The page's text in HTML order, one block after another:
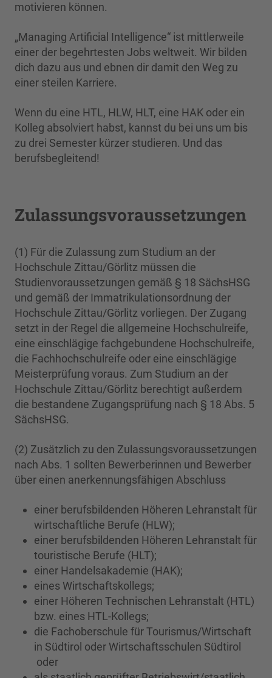
motivieren können.
„Managing Artificial Intelligence“ ist mittlerweile
einer der begehrtesten Jobs weltweit. Wir bilden
dich dazu aus und ebnen dir damit den Weg zu
einer steilen Karriere.
Wenn du eine HTL, HLW, HLT, eine HAK oder ein
Kolleg absolviert habst, kannst du bei uns um bis
zu drei Semester kürzer studieren. Und das
berufs­begleitend!
Zulassungsvoraussetzungen
(1) Für die Zulassung zum Studium an der
Hochschule Zittau/Görlitz müssen die
Studienvoraussetzungen gemäß § 18 SächsHSG
und gemäß der Immatrikulationsordnung der
Hochschule Zittau/Görlitz vorliegen. Der Zugang
setzt in der Regel die allgemeine Hochschulreife,
eine einschlägige fachgebundene Hochschulreife,
die Fachhochschulreife oder eine einschlägige
Meisterprüfung voraus. Zum Studium an der
Hochschule Zittau/Görlitz berechtigt außerdem
die bestandene Zugangsprüfung nach § 18 Abs. 5
SächsHSG.
(2) Zusätzlich zu den Zulassungsvoraussetzungen
nach Abs. 1 sollten Bewerberinnen und Bewerber
über einen anerkennungsfähigen Abschluss
einer berufsbildenden Höheren Lehranstalt für
wirtschaftliche Berufe (HLW);
einer berufsbildenden Höheren Lehranstalt für
touristische Berufe (HLT);
einer Handelsakademie (HAK);
eines Wirtschaftskollegs;
einer Höheren Technischen Lehranstalt (HTL)
bzw. eines HTL-Kollegs;
die Fachoberschule für Tourismus/Wirtschaft
in Südtirol oder Wirtschaftsschulen Südtirol
oder